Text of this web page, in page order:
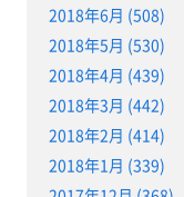
2018年6月 (508)
2018年5月 (530)
2018年4月 (439)
2018年3月 (442)
2018年2月 (414)
2018年1月 (339)